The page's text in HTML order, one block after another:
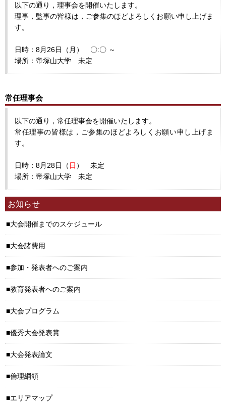
以下の通り，理事会を開催いたします。
理事，監事の皆様は，ご参集のほどよろしくお願い申し上げま
す。
日時：8月26日（月） 〇:〇 ～
場所：帝塚山大学 未定
常任理事会
以下の通り，常任理事会を開催いたします。
常任理事の皆様は，ご参集のほどよろしくお願い申し上げま
す。
日時：8月28日（ 日 ） 未定
場所：帝塚山大学 未定
お知らせ
大会開催までのスケジュール
大会諸費用
参加・発表者へのご案内
教育発表者へのご案内
大会プログラム
優秀大会発表賞
大会発表論文
倫理綱領
エリアマップ